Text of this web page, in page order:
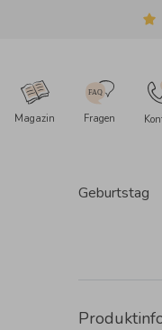
Magazin Fragen
Geburtstag